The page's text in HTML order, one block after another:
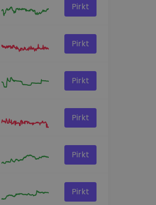
Pirkt
Pirkt
Pirkt
Pirkt
Pirkt
Pirkt